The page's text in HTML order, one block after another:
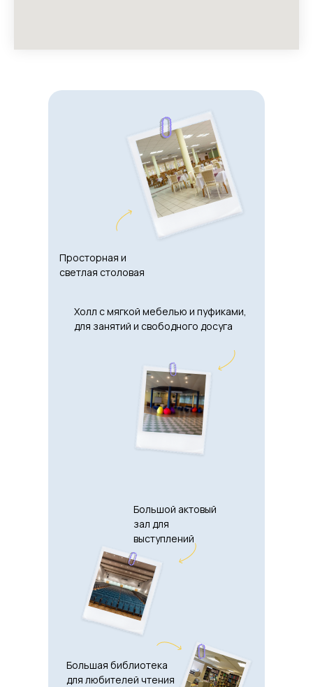
Просторная и
светлая столовая
Холл с мягкой мебелью и пуфиками,
для занятий и свободного досуга
Большая библиотека
для любителей чтения
Большой актовый
зал для
выступлений